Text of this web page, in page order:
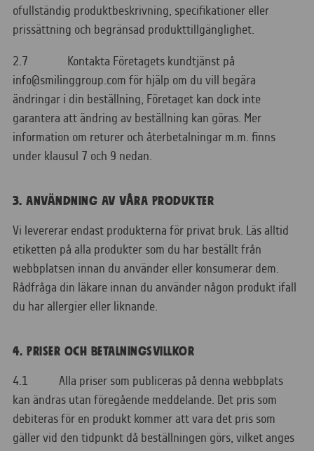
ofullständig produktbeskrivning, specifikationer eller
prissättning och begränsad produkttillgänglighet.
2.7 Kontakta Företagets kundtjänst på
info@smilinggroup.com för hjälp om du vill begära
ändringar i din beställning, Företaget kan dock inte
garantera att ändring av beställning kan göras. Mer
information om returer och återbetalningar m.m. finns
under klausul 7 och 9 nedan.
3. ANVÄNDNING AV VÅRA PRODUKTER
Vi levererar endast produkterna för privat bruk. Läs alltid
etiketten på alla produkter som du har beställt från
webbplatsen innan du använder eller konsumerar dem.
Rådfråga din läkare innan du använder någon produkt ifall
du har allergier eller liknande.
4. PRISER OCH BETALNINGSVILLKOR
4.1 Alla priser som publiceras på denna webbplats
kan ändras utan föregående meddelande. Det pris som
debiteras för en produkt kommer att vara det pris som
gäller vid den tidpunkt då beställningen görs, vilket anges